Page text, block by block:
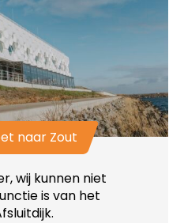
naar Zout
wij kunnen niet
is van het